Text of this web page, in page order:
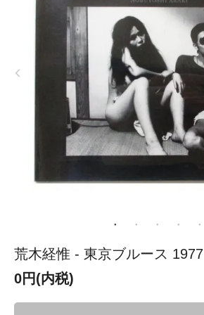
荒木経惟 - 東京ブルース 1977
0円(内税)